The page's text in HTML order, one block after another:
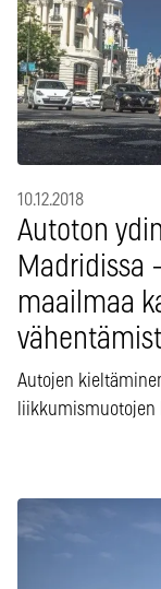
10.12.2018
Autoton
Madridissa
maailmaa
Autojen